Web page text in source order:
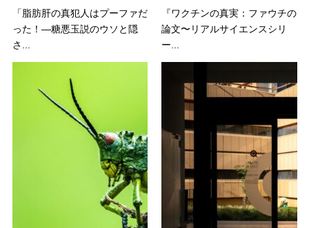
「脂肪肝の真犯人はプーファだ
った！―糖悪玉説のウソと隠
さ...
『ワクチンの真実：ファウチの
論文〜リアルサイエンスシリ
ー...